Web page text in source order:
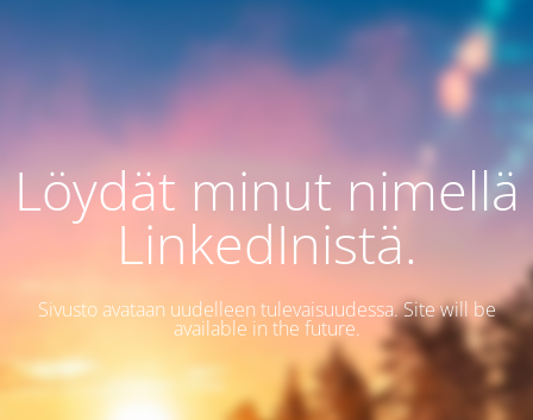
Löydät minut nimellä
LinkedInistä.
Sivusto avataan uudelleen tulevaisuudessa. Site will be
available in the future.